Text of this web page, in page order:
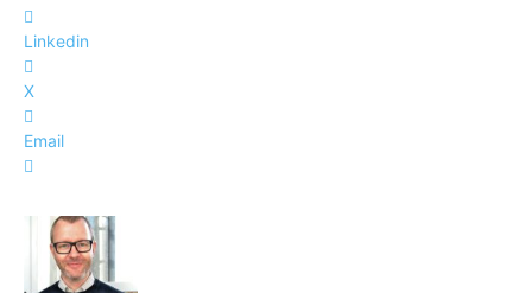
Linkedin
X
Email